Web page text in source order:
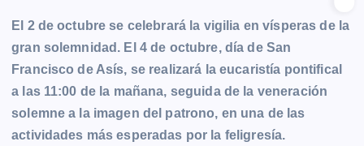
El 2 de octubre se celebrará la vigilia en vísperas de la
gran solemnidad. El 4 de octubre, día de San
Francisco de Asís, se realizará la eucaristía pontifical
a las 11:00 de la mañana, seguida de la veneración
solemne a la imagen del patrono, en una de las
actividades más esperadas por la feligresía.